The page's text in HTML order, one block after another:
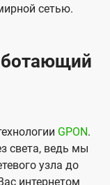
сетью.
GPON.
света, ведь мы
узла до
интернетом